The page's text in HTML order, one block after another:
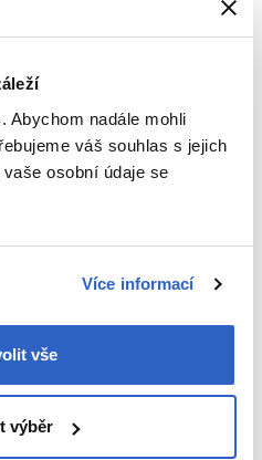
Abychom nadále mohli
váš souhlas s jejich
osobní údaje se
Více informací
vše
výběr
nezkazíte a dohromady to vypadá
outfitu tu správnou tečku.